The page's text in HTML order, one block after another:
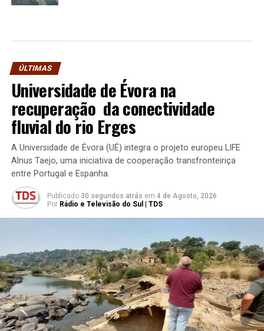
ÚLTIMAS
Universidade de Évora na
recuperação da conectividade
fluvial do rio Erges
A Universidade de Évora (UÉ) integra o projeto europeu LIFE
Alnus Taejo, uma iniciativa de cooperação transfronteiriça
entre Portugal e Espanha.
Publicado 30 segundos atrás em 4 de Agosto, 2026
Por Rádio e Televisão do Sul | TDS